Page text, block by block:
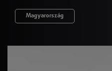
Magyarország